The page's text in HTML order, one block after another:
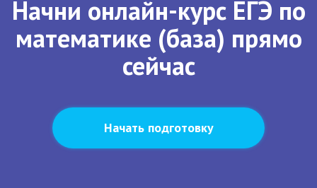
Начни онлайн-курс ЕГЭ по
математике (база) прямо
сейчас
Начать подготовку